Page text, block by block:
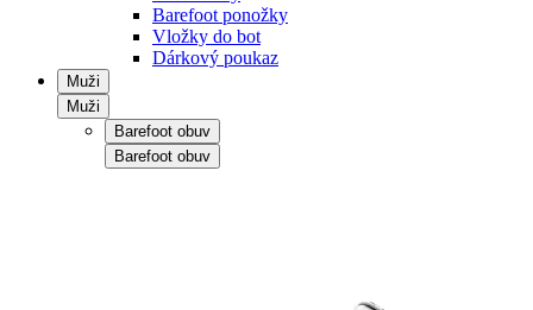
Barefoot ponožky
Vložky do bot
Dárkový poukaz
Muži
Muži
Barefoot obuv
Barefoot obuv